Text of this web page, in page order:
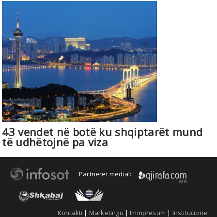
43 vendet në botë ku shqiptarët mund
të udhëtojnë pa viza
Partnerët medial:
Kontakti | Marketingu | Immpresum | Institucione